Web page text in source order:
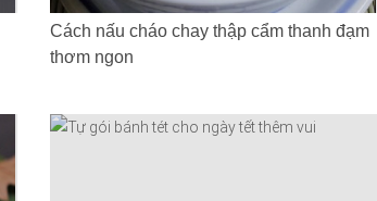
Cách nấu cháo chay thập cẩm thanh đạm
thơm ngon